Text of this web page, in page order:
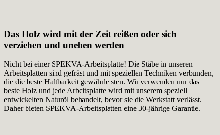
Das Holz wird mit der Zeit reißen oder sich
verziehen und uneben werden
Nicht bei einer SPEKVA-Arbeitsplatte! Die Stäbe in unseren
Arbeitsplatten sind gefräst und mit speziellen Techniken verbunden,
die die beste Haltbarkeit gewährleisten. Wir verwenden nur das
beste Holz und jede Arbeitsplatte wird mit unserem speziell
entwickelten Naturöl behandelt, bevor sie die Werkstatt verlässt.
Daher bieten SPEKVA-Arbeitsplatten eine 30-jährige Garantie.